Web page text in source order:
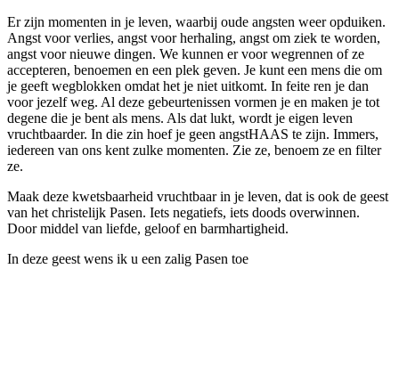
Er zijn momenten in je leven, waarbij oude angsten weer opduiken.
Angst voor verlies, angst voor herhaling, angst om ziek te worden,
angst voor nieuwe dingen. We kunnen er voor wegrennen of ze
accepteren, benoemen en een plek geven. Je kunt een mens die om
je geeft wegblokken omdat het je niet uitkomt. In feite ren je dan
voor jezelf weg. Al deze gebeurtenissen vormen je en maken je tot
degene die je bent als mens. Als dat lukt, wordt je eigen leven
vruchtbaarder. In die zin hoef je geen angstHAAS te zijn. Immers,
iedereen van ons kent zulke momenten. Zie ze, benoem ze en filter
ze.
Maak deze kwetsbaarheid vruchtbaar in je leven, dat is ook de geest
van het christelijk Pasen. Iets negatiefs, iets doods overwinnen.
Door middel van liefde, geloof en barmhartigheid.
In deze geest wens ik u een zalig Pasen toe